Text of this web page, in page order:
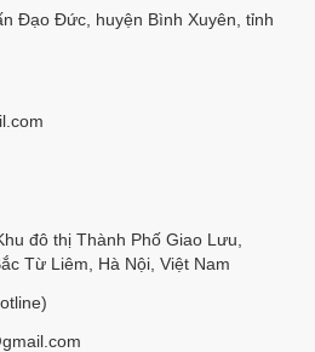
Đạo Đức, huyện Bình Xuyên, tỉnh
đô thị Thành Phố Giao Lưu,
Từ Liêm, Hà Nội, Việt Nam